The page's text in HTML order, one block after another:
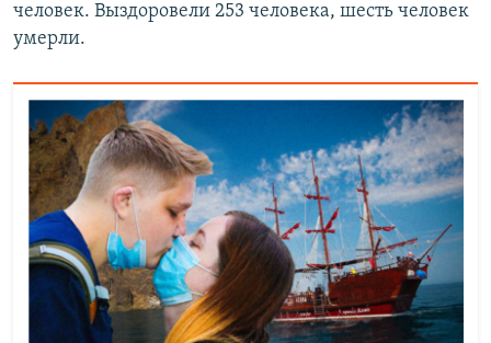
человек. Выздоровели 253 человека, шесть человек
умерли.